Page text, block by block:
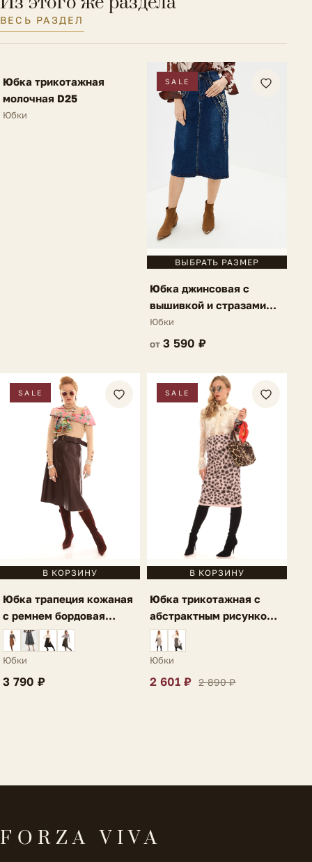
Размер на модели
ВЕСЬ РАЗДЕЛ
NEW
FV
Юбка трикотажная
молочная D25
Юбки
SALE
ВЫБРАТЬ РАЗМЕР
Юбка джинсовая с
вышивкой и стразами
темно-синяя Bellia
Юбки
от3 590 ₽
SALE
В КОРЗИНУ
Юбка трапеция кожаная
с ремнем бордовая
Amelia
Юбки
3 790 ₽
SALE
В КОРЗИНУ
Юбка трикотажная с
абстрактным рисунком и
разрезом светло-
фиолетовая Ria
Юбки
2 601 ₽ 2 890 ₽
FORZA VIVA